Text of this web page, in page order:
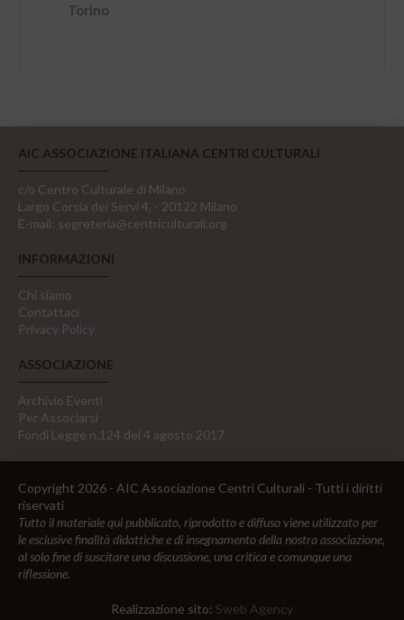
Torino
AIC ASSOCIAZIONE ITALIANA CENTRI CULTURALI
c/o Centro Culturale di Milano
Largo Corsia dei Servi 4, - 20122 Milano
E-mail: segreteria@centriculturali.org
INFORMAZIONI
Chi siamo
Contattaci
Privacy Policy
ASSOCIAZIONE
Archivio Eventi
Per Associarsi
Fondi Legge n.124 del 4 agosto 2017
Copyright 2026 - AIC Associazione Centri Culturali - Tutti i diritti
riservati
Tutto il materiale qui pubblicato, riprodotto e diffuso viene utilizzato per
le esclusive finalità didattiche e di insegnamento della nostra associazione,
al solo fine di suscitare una discussione, una critica e comunque una
riflessione.
Realizzazione sito: Sweb Agency